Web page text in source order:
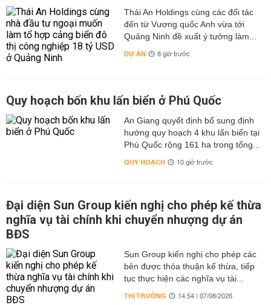
Thái An Holdings cùng các đối tác
đến từ Vương quốc Anh vừa tới
Quảng Ninh đề xuất ý tưởng làm...
DỰ ÁN 8 giờ trước
Quy hoạch bốn khu lấn biển ở Phú Quốc
An Giang quyết định bổ sung định
hướng quy hoạch 4 khu lấn biển tại
Phú Quốc rộng 161 ha trong tổng...
QUY HOẠCH 10 giờ trước
Đại diện Sun Group kiến nghị cho phép kế thừa
nghĩa vụ tài chính khi chuyển nhượng dự án
BĐS
Sun Group kiến nghị cho phép các
bên được thỏa thuận kế thừa, tiếp
tục thực hiện các nghĩa vụ tài...
THỊ TRƯỜNG 14:54 | 07/08/2026